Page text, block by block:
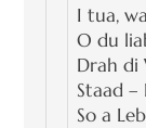
I tua,
O du
Drah di
Staad –
So a